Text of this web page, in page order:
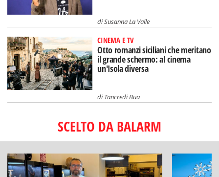
diSusanna La Valle
CINEMA E TV
Otto romanzi siciliani che meritano
il grande schermo: al cinema
un'Isola diversa
diTancredi Bua
SCELTO DA BALARM